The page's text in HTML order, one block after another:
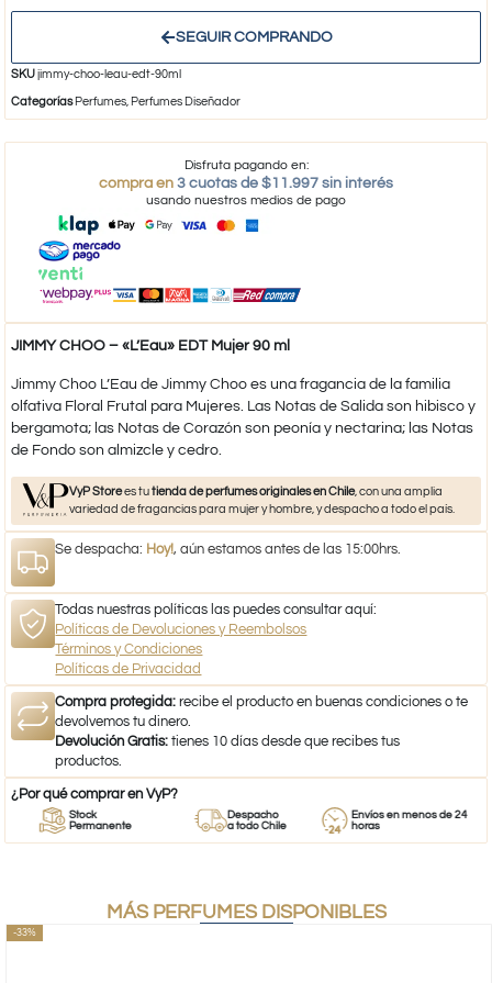
SEGUIR COMPRANDO
SKUjimmy-choo-leau-edt-90ml
Categorías Perfumes, Perfumes Diseñador
Disfruta pagando en:
compra en 3 cuotas de $11.997 sin interés
usando nuestros medios de pago
JIMMY CHOO – «L’Eau» EDT Mujer 90 ml
Jimmy Choo L’Eau de Jimmy Choo es una fragancia de la familia
olfativa Floral Frutal para Mujeres. Las Notas de Salida son hibisco y
bergamota; las Notas de Corazón son peonía y nectarina; las Notas
de Fondo son almizcle y cedro.
VyP Storees tutienda de perfumes originales en Chile, con una amplia
variedad de fragancias para mujer y hombre, y despacho a todo el país.
Se despacha: Hoy!, aún estamos antes de las 15:00hrs.
Todas nuestras políticas las puedes consultar aquí:
Políticas de Devoluciones y Reembolsos
Términos y Condiciones
Políticas de Privacidad
Compra protegida: recibe el producto en buenas condiciones o te
devolvemos tu dinero.
Devolución Gratis: tienes 10 días desde que recibes tus
productos.
¿Por qué comprar en VyP?
Stock
Permanente
Despacho
a todo Chile
Envíos en menos de 24
horas
MÁS PERFUMES DISPONIBLES
-33%